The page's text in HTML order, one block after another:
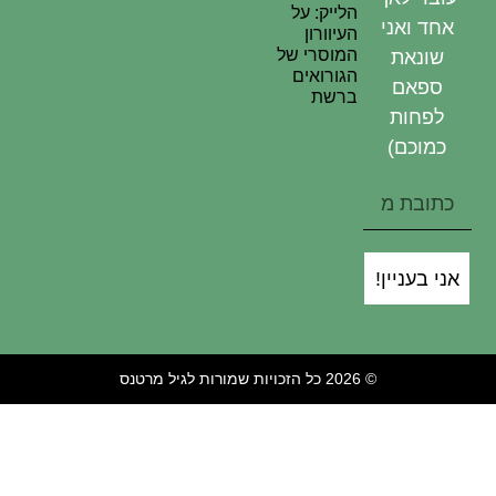
הלייק: על
העיוורון
המוסרי של
הגורואים
ברשת
אחד ואני
שונאת
ספאם
לפחות
כמוכם)
אני בעניין!